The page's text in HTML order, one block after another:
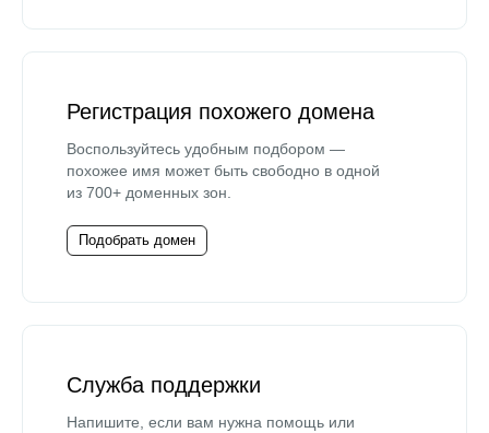
Регистрация похожего домена
Воспользуйтесь удобным подбором —
похожее имя может быть свободно в одной
из 700+ доменных зон.
Подобрать домен
Служба поддержки
Напишите, если вам нужна помощь или